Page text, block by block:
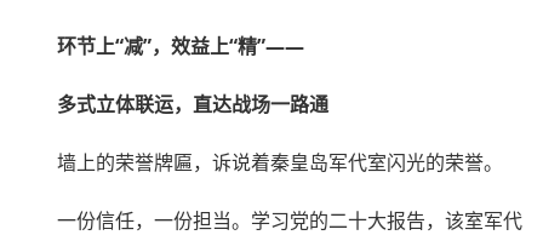
环节上“减”，效益上“精”——
多式立体联运，直达战场一路通
墙上的荣誉牌匾，诉说着秦皇岛军代室闪光的荣誉。
一份信任，一份担当。学习党的二十大报告，该室军代